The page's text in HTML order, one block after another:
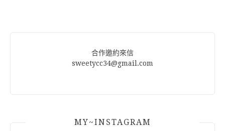
合作邀約來信
sweetycc34@gmail.com
MY~INSTAGRAM